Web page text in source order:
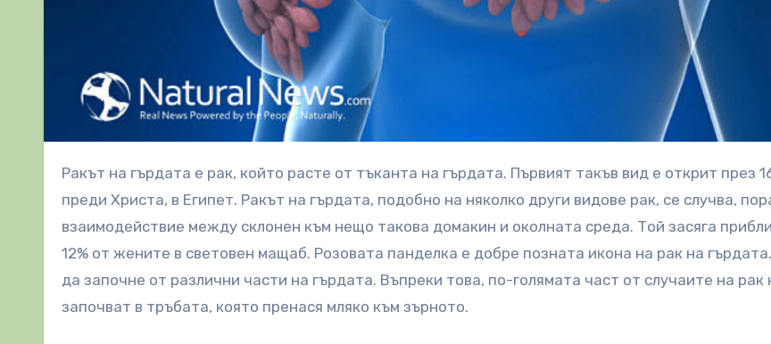
Ракът на гърдата е рак, който расте от тъканта на гърдата. Първият такъв вид е открит през 1600 година
преди Христа, в Египет. Ракът на гърдата, подобно на няколко други видове рак, се случва,
взаимодействие между склонен към нещо такова домакин и околната среда. Той засяга
12% от жените в световен мащаб. Розовата панделка е добре позната икона на рак на
да започне от различни части на гърдата. Въпреки това, по-голямата част от случаите на рак
започват в тръбата, която пренася мляко към зърното.